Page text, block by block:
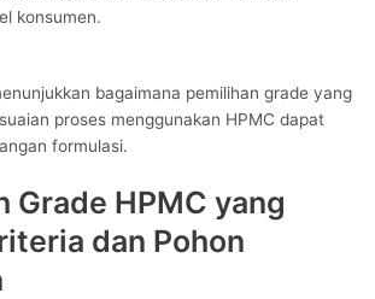
konsumen.
bagaimana pemilihan grade yang
proses menggunakan HPMC dapat
formulasi.
Grade HPMC yang
dan Pohon